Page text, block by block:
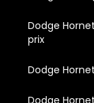
Dodge
prix
Dodge
Dodge